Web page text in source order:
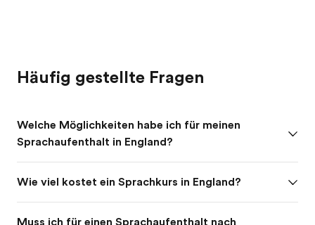
Häufig gestellte Fragen
Welche Möglichkeiten habe ich für meinen
Sprachaufenthalt in England?
Wie viel kostet ein Sprachkurs in England?
Muss ich für einen Sprachaufenthalt nach